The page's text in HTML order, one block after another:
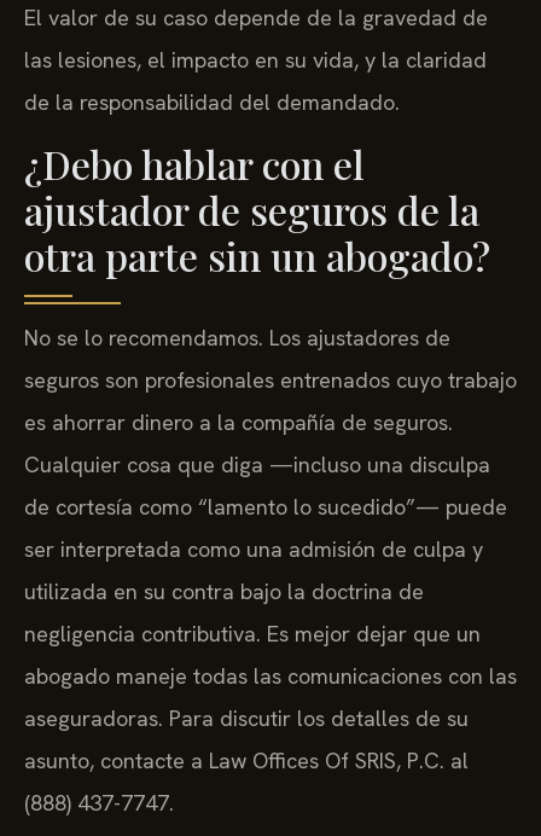
El valor de su caso depende de la gravedad de
las lesiones, el impacto en su vida, y la claridad
de la responsabilidad del demandado.
¿Debo hablar con el
ajustador de seguros de la
otra parte sin un abogado?
No se lo recomendamos. Los ajustadores de
seguros son profesionales entrenados cuyo trabajo
es ahorrar dinero a la compañía de seguros.
Cualquier cosa que diga —incluso una disculpa
de cortesía como “lamento lo sucedido”— puede
ser interpretada como una admisión de culpa y
utilizada en su contra bajo la doctrina de
negligencia contributiva. Es mejor dejar que un
abogado maneje todas las comunicaciones con las
aseguradoras. Para discutir los detalles de su
asunto, contacte a Law Offices Of SRIS, P.C. al
(888) 437-7747.